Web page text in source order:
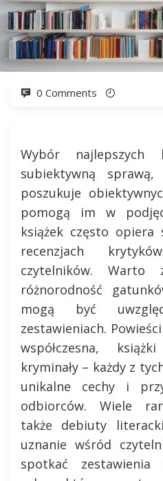
0 Comments
Wybór najlepszych
subiektywną
poszukuje
pomogą im w
książek często
recenzjach
czytelników. Warto
różnorodność
mogą być
zestawieniach.
współczesna,
kryminały – każdy z
unikalne cechy i
odbiorców. Wiele
także debiuty
uznanie wśród
spotkać zestawienia